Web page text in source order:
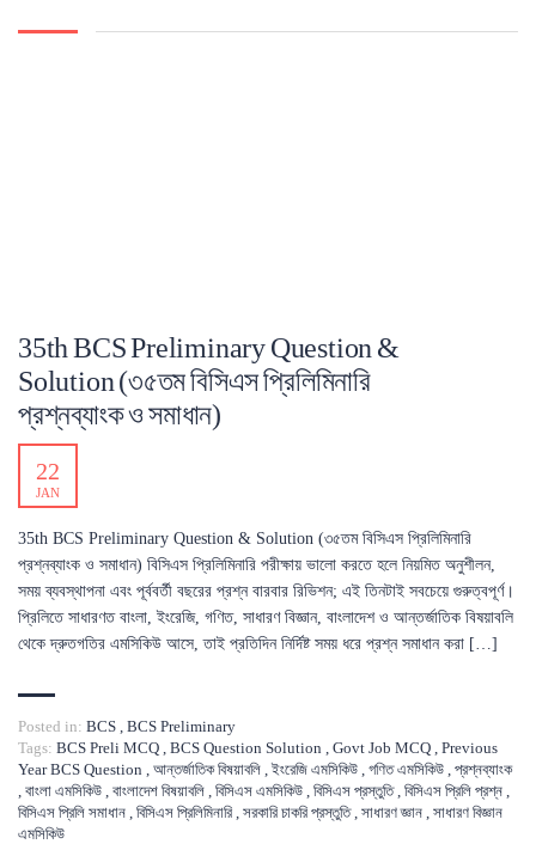
35th BCS Preliminary Question &
Solution (৩৫তম বিসিএস প্রিলিমিনারি
প্রশ্নব্যাংক ও সমাধান)
22
JAN
35th BCS Preliminary Question & Solution (৩৫তম বিসিএস প্রিলিমিনারি
প্রশ্নব্যাংক ও সমাধান) বিসিএস প্রিলিমিনারি পরীক্ষায় ভালো করতে হলে নিয়মিত অনুশীলন,
সময় ব্যবস্থাপনা এবং পূর্ববর্তী বছরের প্রশ্ন বারবার রিভিশন; এই তিনটাই সবচেয়ে গুরুত্বপূর্ণ।
প্রিলিতে সাধারণত বাংলা, ইংরেজি, গণিত, সাধারণ বিজ্ঞান, বাংলাদেশ ও আন্তর্জাতিক বিষয়াবলি
থেকে দ্রুতগতির এমসিকিউ আসে, তাই প্রতিদিন নির্দিষ্ট সময় ধরে প্রশ্ন সমাধান করা […]
Posted in: BCS , BCS Preliminary
Tags: BCS Preli MCQ , BCS Question Solution , Govt Job MCQ , Previous
Year BCS Question , আন্তর্জাতিক বিষয়াবলি , ইংরেজি এমসিকিউ , গণিত এমসিকিউ , প্রশ্নব্যাংক
, বাংলা এমসিকিউ , বাংলাদেশ বিষয়াবলি , বিসিএস এমসিকিউ , বিসিএস প্রস্তুতি, বিসিএস প্রিলি প্রশ্ন ,
বিসিএস প্রিলি সমাধান , বিসিএস প্রিলিমিনারি , সরকারি চাকরি প্রস্তুতি, সাধারণ জ্ঞান , সাধারণ বিজ্ঞান
এমসিকিউ